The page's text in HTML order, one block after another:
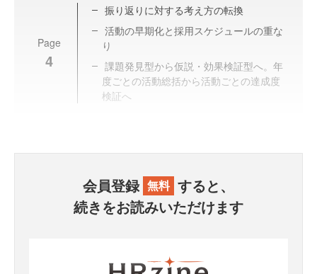
Page
4
振り返りに対する考え方の転換
活動の早期化と採用スケジュールの重な
り
課題発見型から仮説・効果検証型へ。年
度ごとの活動総括から活動ごとの達成度
検証へ
会員登録 無料 すると、
続きをお読みいただけます